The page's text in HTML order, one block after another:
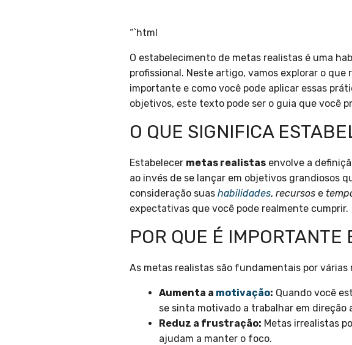
“`html
O estabelecimento de metas realistas é uma
profissional. Neste artigo, vamos explorar o
importante e como você pode aplicar essas
objetivos, este texto pode ser o guia que você
O QUE SIGNIFICA
Estabelecer metas realistas envolve a
ao invés de se lançar em objetivos grandiosos
consideração suas habilidades, recursos e
expectativas que você pode realmente cumprir.
POR QUE É
As metas realistas são fundamentais por várias
Aumenta a motivação: Quando você
se sinta motivado a trabalhar em direção
Reduz a frustração: Metas irrealistas
ajudam a manter o foco.